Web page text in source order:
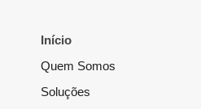
Início
Quem Somos
Soluções